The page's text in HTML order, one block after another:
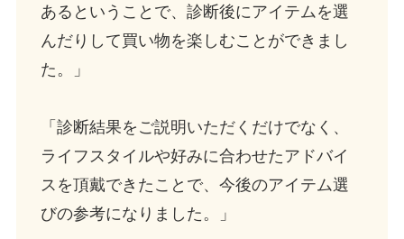
あるということで、診断後にアイテムを選
んだりして買い物を楽しむことができまし
た。」
「診断結果をご説明いただくだけでなく、
ライフスタイルや好みに合わせたアドバイ
スを頂戴できたことで、今後のアイテム選
びの参考になりました。」